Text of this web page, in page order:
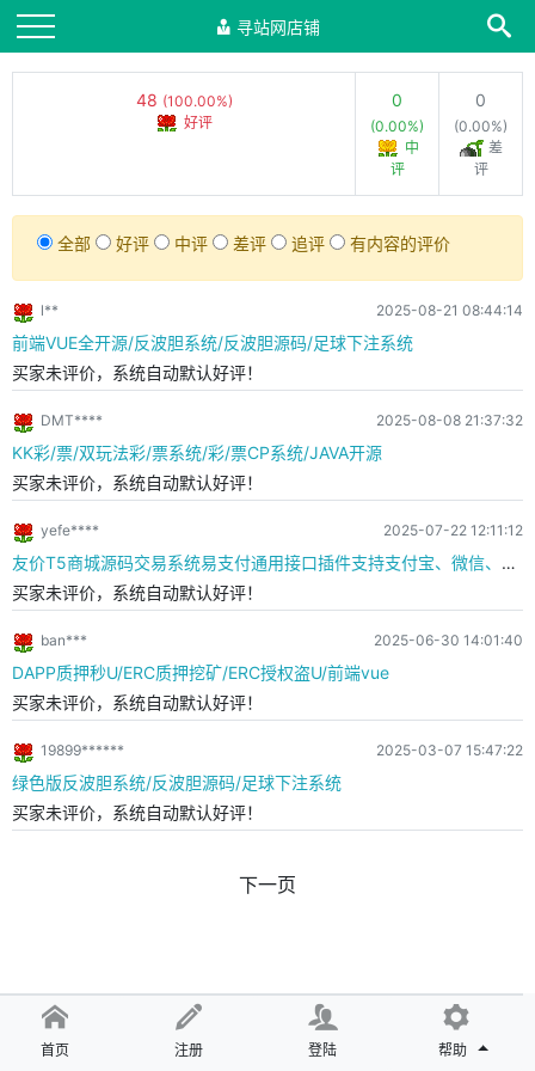
寻站网店铺
48 (100.00%)
好评
0
(0.00%)
中
评
0
(0.00%)
差
评
全部 好评 中评 差评 追评 有内容的评价
l** 2025-08-21 08:44:14
前端VUE全开源/反波胆系统/反波胆源码/足球下注系统
买家未评价，系统自动默认好评！
DMT**** 2025-08-08 21:37:32
KK彩/票/双玩法彩/票系统/彩/票CP系统/JAVA开源
买家未评价，系统自动默认好评！
yefe**** 2025-07-22 12:11:12
友价T5商城源码交易系统易支付通用接口插件支持支付宝、微信、USDT
买家未评价，系统自动默认好评！
ban*** 2025-06-30 14:01:40
DAPP质押秒U/ERC质押挖矿/ERC授权盗U/前端vue
买家未评价，系统自动默认好评！
19899****** 2025-03-07 15:47:22
绿色版反波胆系统/反波胆源码/足球下注系统
买家未评价，系统自动默认好评！
下一页
首页 注册 登陆 帮助